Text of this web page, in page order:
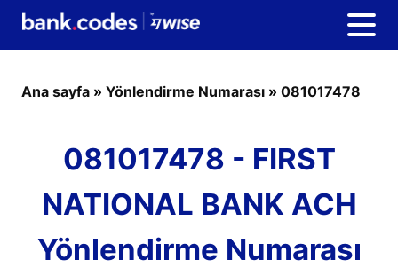
Ana sayfa » Yönlendirme Numarası » 081017478
081017478 - FIRST
NATIONAL BANK ACH
Yönlendirme Numarası